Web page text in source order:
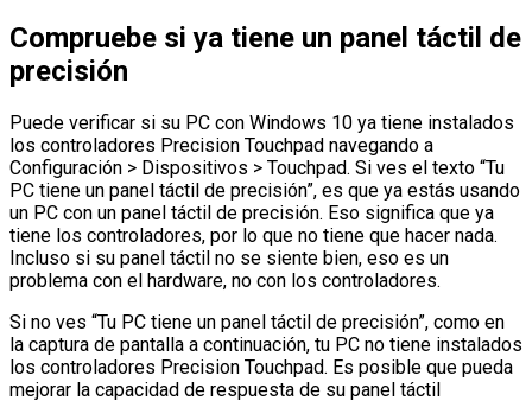
Compruebe si ya tiene un panel táctil de
precisión
Puede verificar si su PC con Windows 10 ya tiene instalados
los controladores Precision Touchpad navegando a
Configuración > Dispositivos > Touchpad. Si ves el texto “Tu
PC tiene un panel táctil de precisión”, es que ya estás usando
un PC con un panel táctil de precisión. Eso significa que ya
tiene los controladores, por lo que no tiene que hacer nada.
Incluso si su panel táctil no se siente bien, eso es un
problema con el hardware, no con los controladores.
Si no ves “Tu PC tiene un panel táctil de precisión”, como en
la captura de pantalla a continuación, tu PC no tiene instalados
los controladores Precision Touchpad. Es posible que pueda
mejorar la capacidad de respuesta de su panel táctil